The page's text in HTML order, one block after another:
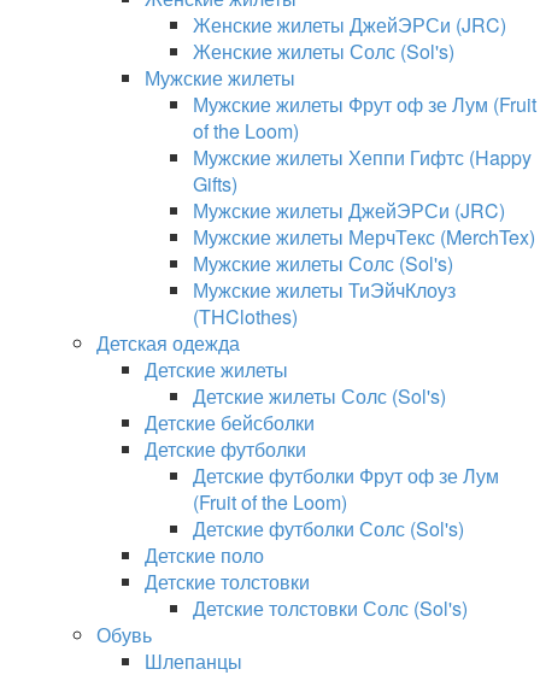
Женские жилеты ДжейЭРСи (JRC)
Женские жилеты Солс (Sol's)
Мужские жилеты
Мужские жилеты Фрут оф зе Лум (Fruit
of the Loom)
Мужские жилеты Хеппи Гифтс (Happy
Gifts)
Мужские жилеты ДжейЭРСи (JRC)
Мужские жилеты МерчТекс (MerchTex)
Мужские жилеты Солс (Sol's)
Мужские жилеты ТиЭйчКлоуз
(THClothes)
Детская одежда
Детские жилеты
Детские жилеты Солс (Sol's)
Детские бейсболки
Детские футболки
Детские футболки Фрут оф зе Лум
(Fruit of the Loom)
Детские футболки Солс (Sol's)
Детские поло
Детские толстовки
Детские толстовки Солс (Sol's)
Обувь
Шлепанцы